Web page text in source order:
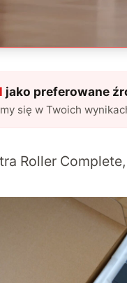
jako preferowane
się w Twoich
Roller